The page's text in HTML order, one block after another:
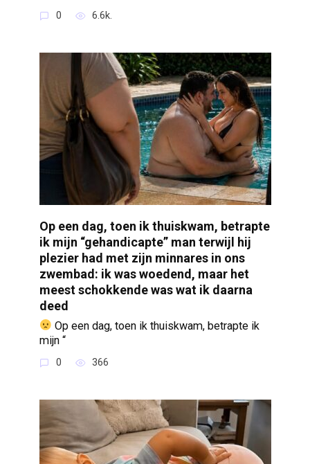
0 6.6k.
Op een dag, toen ik thuiskwam, betrapte
ik mijn “gehandicapte” man terwijl hij
plezier had met zijn minnares in ons
zwembad: ik was woedend, maar het
meest schokkende was wat ik daarna
deed
Op een dag, toen ik thuiskwam, betrapte ik
mijn “
0 366